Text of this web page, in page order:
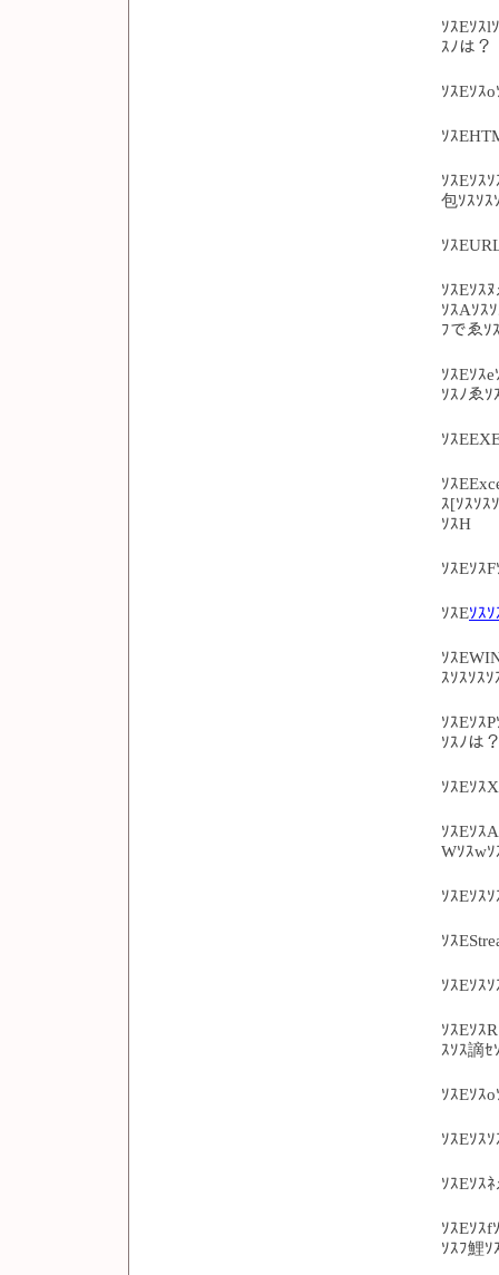
ｿｽEｿｽl
ｽﾉは？
ｿｽEｿｽ
ｿｽ
ｿｽEｿｽ
包ｿｽｿｽ
ｿｽ
ｿｽEｿｽ
ｿｽAｿｽ
ﾌでゑｿ
ｿｽEｿｽ
ｿｽﾉゑｿ
ｿｽ
ｿｽ
ｽ[ｿｽｿｽ
ｿｽH
ｿｽEｿｽ
ｿｽEｿｽ
ｿｽ
ｽｿｽｿｽ
ｿｽEｿｽ
ｿｽﾉは
ｿｽEｿｽ
ｿｽEｿｽ
Wｿｽwｿ
ｿｽEｿｽ
ｿｽ
ｿｽEｿｽ
ｿｽEｿｽ
ｽｿｽ謫ｾ
ｿｽEｿｽ
ｿｽEｿｽ
ｿｽEｿｽ
ｿｽEｿｽf
ｿｽﾌ鯉ｿ